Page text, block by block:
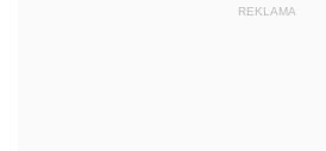
1959REKLAMA